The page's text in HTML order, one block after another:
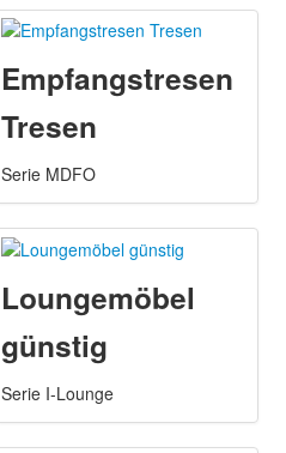
Empfangstresen
Tresen
Serie MDFO
Loungemöbel
günstig
Serie I-Lounge